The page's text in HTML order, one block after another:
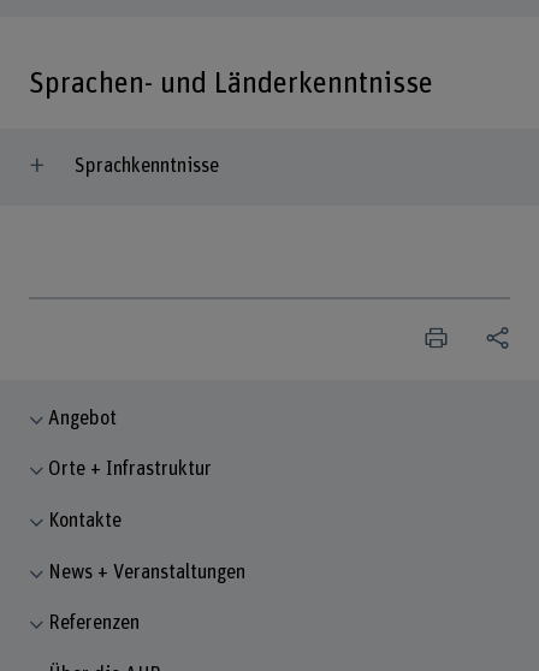
Sprachen- und Länderkenntnisse
Sprachkenntnisse
Angebot
Orte + Infrastruktur
Kontakte
News + Veranstaltungen
Referenzen